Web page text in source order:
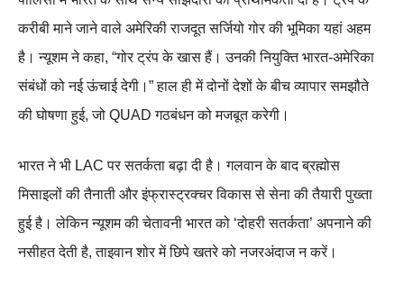
करीबी माने जाने वाले अमेरिकी राजदूत सर्जियो गोर की भूमिका यहां अहम
है। न्यूशम ने कहा, “गोर ट्रंप के खास हैं। उनकी नियुक्ति भारत-अमेरिका
संबंधों को नई ऊंचाई देगी।” हाल ही में दोनों देशों के बीच व्यापार समझौते
की घोषणा हुई, जो QUAD गठबंधन को मजबूत करेगी।
भारत ने भी LAC पर सतर्कता बढ़ा दी है। गलवान के बाद ब्रह्मोस
मिसाइलों की तैनाती और इंफ्रास्ट्रक्चर विकास से सेना की तैयारी पुख्ता
हुई है। लेकिन न्यूशम की चेतावनी भारत को ‘दोहरी सतर्कता’ अपनाने की
नसीहत देती है, ताइवान शोर में छिपे खतरे को नजरअंदाज न करें।